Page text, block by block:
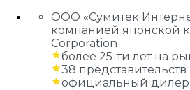
ООО «Сумитек
компанией японской
Corporation
более 25-ти лет на
38
официальный